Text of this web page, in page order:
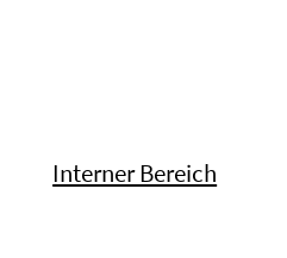
Interner Bereich